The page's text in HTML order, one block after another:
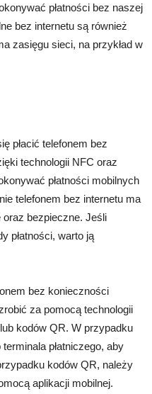
płatności bez naszej
bez internetu są również
zasięgu sieci, na przykład w
płacić telefonem bez
technologii NFC oraz
płatności mobilnych
telefonem bez internetu ma
bezpieczne. Jeśli
płatności, warto ją
bez konieczności
za pomocą technologii
kodów QR. W przypadku
płatniczego, aby
kodów QR, należy
aplikacji mobilnej.